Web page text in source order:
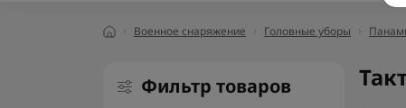
Военное снаряжение Головные уборы
Фильтр товаров